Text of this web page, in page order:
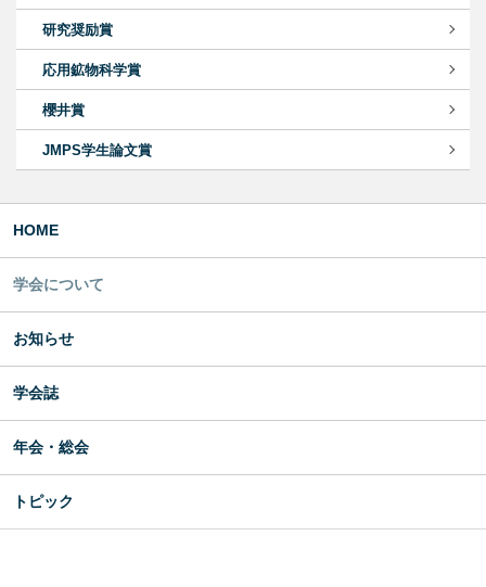
研究奨励賞
応用鉱物科学賞
櫻井賞
JMPS学生論文賞
HOME
学会について
お知らせ
学会誌
年会・総会
トピック